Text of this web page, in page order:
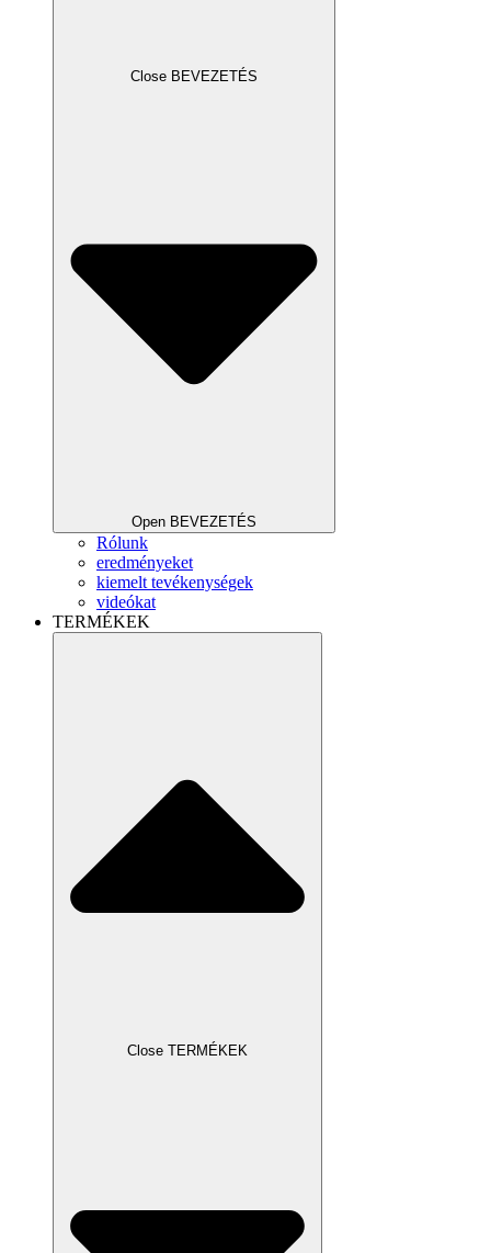
Close BEVEZETÉS
Open BEVEZETÉS
Rólunk
eredményeket
kiemelt tevékenységek
videókat
TERMÉKEK
Close TERMÉKEK